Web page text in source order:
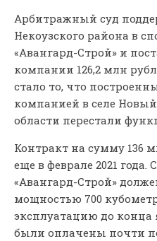
Арбитражный суд
Некоузского района в
«Авангард-Строй» и
компании 126,2 млн
стало то, что
компанией в селе
области перестали
Контракт на сумму 136
еще в феврале 2021 года.
«Авангард-Строй»
мощностью 700
эксплуатацию до конца
были оплачены почти